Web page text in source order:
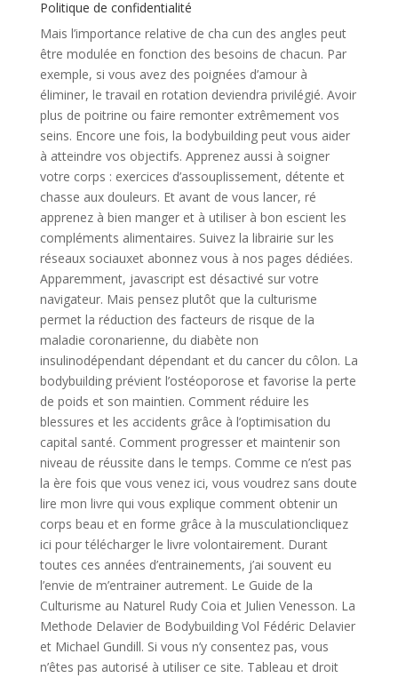
Politique de confidentialité
Mais l’importance relative de cha cun des angles peut
être modulée en fonction des besoins de chacun. Par
exemple, si vous avez des poignées d’amour à
éliminer, le travail en rotation deviendra privilégié. Avoir
plus de poitrine ou faire remonter extrêmement vos
seins. Encore une fois, la bodybuilding peut vous aider
à atteindre vos objectifs. Apprenez aussi à soigner
votre corps : exercices d’assouplissement, détente et
chasse aux douleurs. Et avant de vous lancer, ré
apprenez à bien manger et à utiliser à bon escient les
compléments alimentaires. Suivez la librairie sur les
réseaux sociauxet abonnez vous à nos pages dédiées.
Apparemment, javascript est désactivé sur votre
navigateur. Mais pensez plutôt que la culturisme
permet la réduction des facteurs de risque de la
maladie coronarienne, du diabète non
insulinodépendant dépendant et du cancer du côlon. La
bodybuilding prévient l’ostéoporose et favorise la perte
de poids et son maintien. Comment réduire les
blessures et les accidents grâce à l’optimisation du
capital santé. Comment progresser et maintenir son
niveau de réussite dans le temps. Comme ce n’est pas
la ère fois que vous venez ici, vous voudrez sans doute
lire mon livre qui vous explique comment obtenir un
corps beau et en forme grâce à la musculationcliquez
ici pour télécharger le livre volontairement. Durant
toutes ces années d’entrainements, j’ai souvent eu
l’envie de m’entrainer autrement. Le Guide de la
Culturisme au Naturel Rudy Coia et Julien Venesson. La
Methode Delavier de Bodybuilding Vol Fédéric Delavier
et Michael Gundill. Si vous n’y consentez pas, vous
n’êtes pas autorisé à utiliser ce site. Tableau et droit